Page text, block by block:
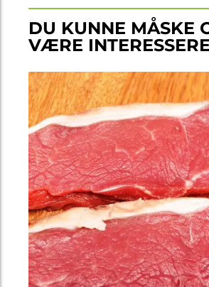
DU KUNNE MÅSKE
VÆRE